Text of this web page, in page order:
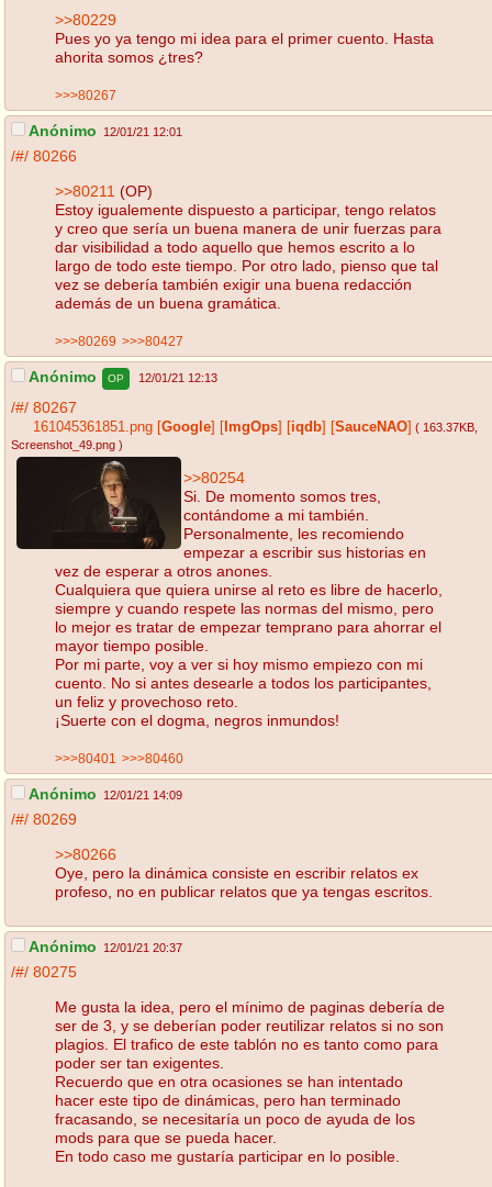
>>80229
Pues yo ya tengo mi idea para el primer cuento. Hasta
ahorita somos ¿tres?
>>>80267
Anónimo 12/01/21 12:01
/#/ 80266
>>80211 (OP)
Estoy igualemente dispuesto a participar, tengo relatos
y creo que sería un buena manera de unir fuerzas para
dar visibilidad a todo aquello que hemos escrito a lo
largo de todo este tiempo. Por otro lado, pienso que tal
vez se debería también exigir una buena redacción
además de un buena gramática.
>>>80269 >>>80427
Anónimo OP 12/01/21 12:13
/#/ 80267
161045361851.png Google ImgOps iqdb SauceNAO ( 163.37KB
Screenshot_49.png )
>>80254
Si. De momento somos tres,
contándome a mi también.
Personalmente, les recomiendo
empezar a escribir sus historias en
vez de esperar a otros anones.
Cualquiera que quiera unirse al reto es libre de hacerlo,
siempre y cuando respete las normas del mismo, pero
lo mejor es tratar de empezar temprano para ahorrar el
mayor tiempo posible.
Por mi parte, voy a ver si hoy mismo empiezo con mi
cuento. No si antes desearle a todos los participantes,
un feliz y provechoso reto.
¡Suerte con el dogma, negros inmundos!
>>>80401 >>>80460
Anónimo 12/01/21 14:09
/#/ 80269
>>80266
Oye, pero la dinámica consiste en escribir relatos ex
profeso, no en publicar relatos que ya tengas escritos.
Anónimo 12/01/21 20:37
/#/ 80275
Me gusta la idea, pero el mínimo de paginas debería de
ser de 3, y se deberían poder reutilizar relatos si no son
plagios. El trafico de este tablón no es tanto como para
poder ser tan exigentes.
Recuerdo que en otra ocasiones se han intentado
hacer este tipo de dinámicas, pero han terminado
fracasando, se necesitaría un poco de ayuda de los
mods para que se pueda hacer.
En todo caso me gustaría participar en lo posible.